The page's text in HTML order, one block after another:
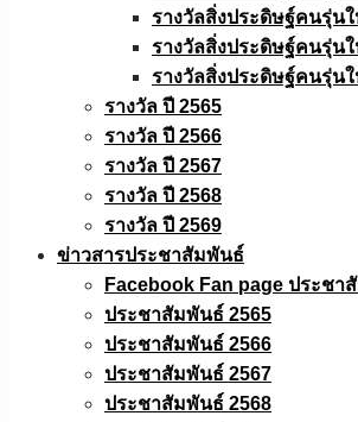
รางวัลสิ่งประดิษฐ์คนรุ่น
รางวัลสิ่งประดิษฐ์คนรุ่น
รางวัลสิ่งประดิษฐ์คนรุ่น
รางวัล ปี 2565
รางวัล ปี 2566
รางวัล ปี 2567
รางวัล ปี 2568
รางวัล ปี 2569
ข่าวสารประชาสัมพันธ์
Facebook Fan page ประชา
ประชาสัมพันธ์ 2565
ประชาสัมพันธ์ 2566
ประชาสัมพันธ์ 2567
ประชาสัมพันธ์ 2568